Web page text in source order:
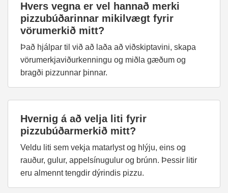
Hvers vegna er vel hannað merki
pizzubúðarinnar mikilvægt fyrir
vörumerkið mitt?
Það hjálpar til við að laða að viðskiptavini, skapa
vörumerkjaviðurkenningu og miðla gæðum og
bragði pizzunnar þinnar.
Hvernig á að velja liti fyrir
pizzubúðarmerkið mitt?
Veldu liti sem vekja matarlyst og hlýju, eins og
rauður, gulur, appelsínugulur og brúnn. Þessir litir
eru almennt tengdir dýrindis pizzu.